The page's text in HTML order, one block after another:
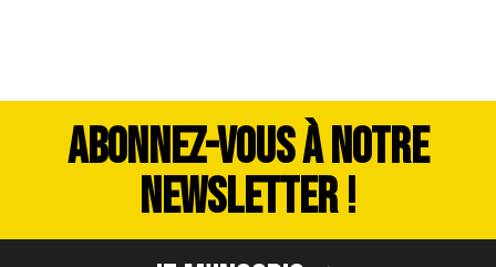
ABONNEZ-VOUS À NOTRE
NEWSLETTER !